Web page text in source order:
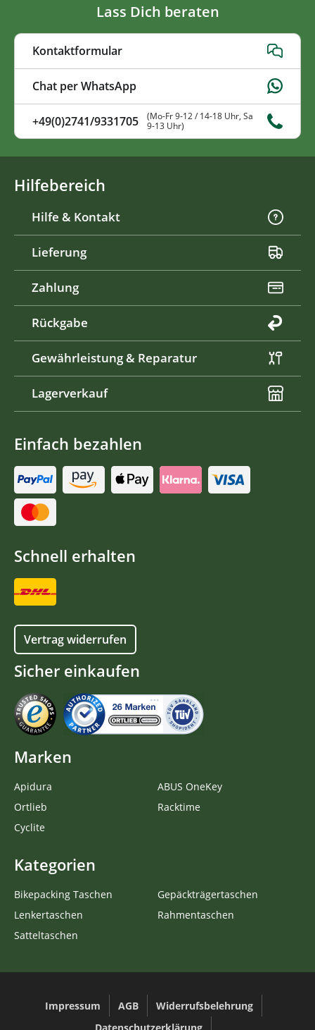
Lass Dich beraten
Kontaktformular
Chat per WhatsApp
+49(0)2741/9331705
(Mo-Fr 9-12 / 14-18 Uhr, Sa
9-13 Uhr)
Hilfebereich
Hilfe & Kontakt
Lieferung
Zahlung
Rückgabe
Gewährleistung & Reparatur
Lagerverkauf
Einfach bezahlen
Schnell erhalten
Vertrag widerrufen
Sicher einkaufen
Marken
Apidura
Ortlieb
Cyclite
ABUS OneKey
Racktime
Kategorien
Bikepacking Taschen
Lenkertaschen
Satteltaschen
Gepäckträgertaschen
Rahmentaschen
Impressum AGB
Widerrufsbelehrung